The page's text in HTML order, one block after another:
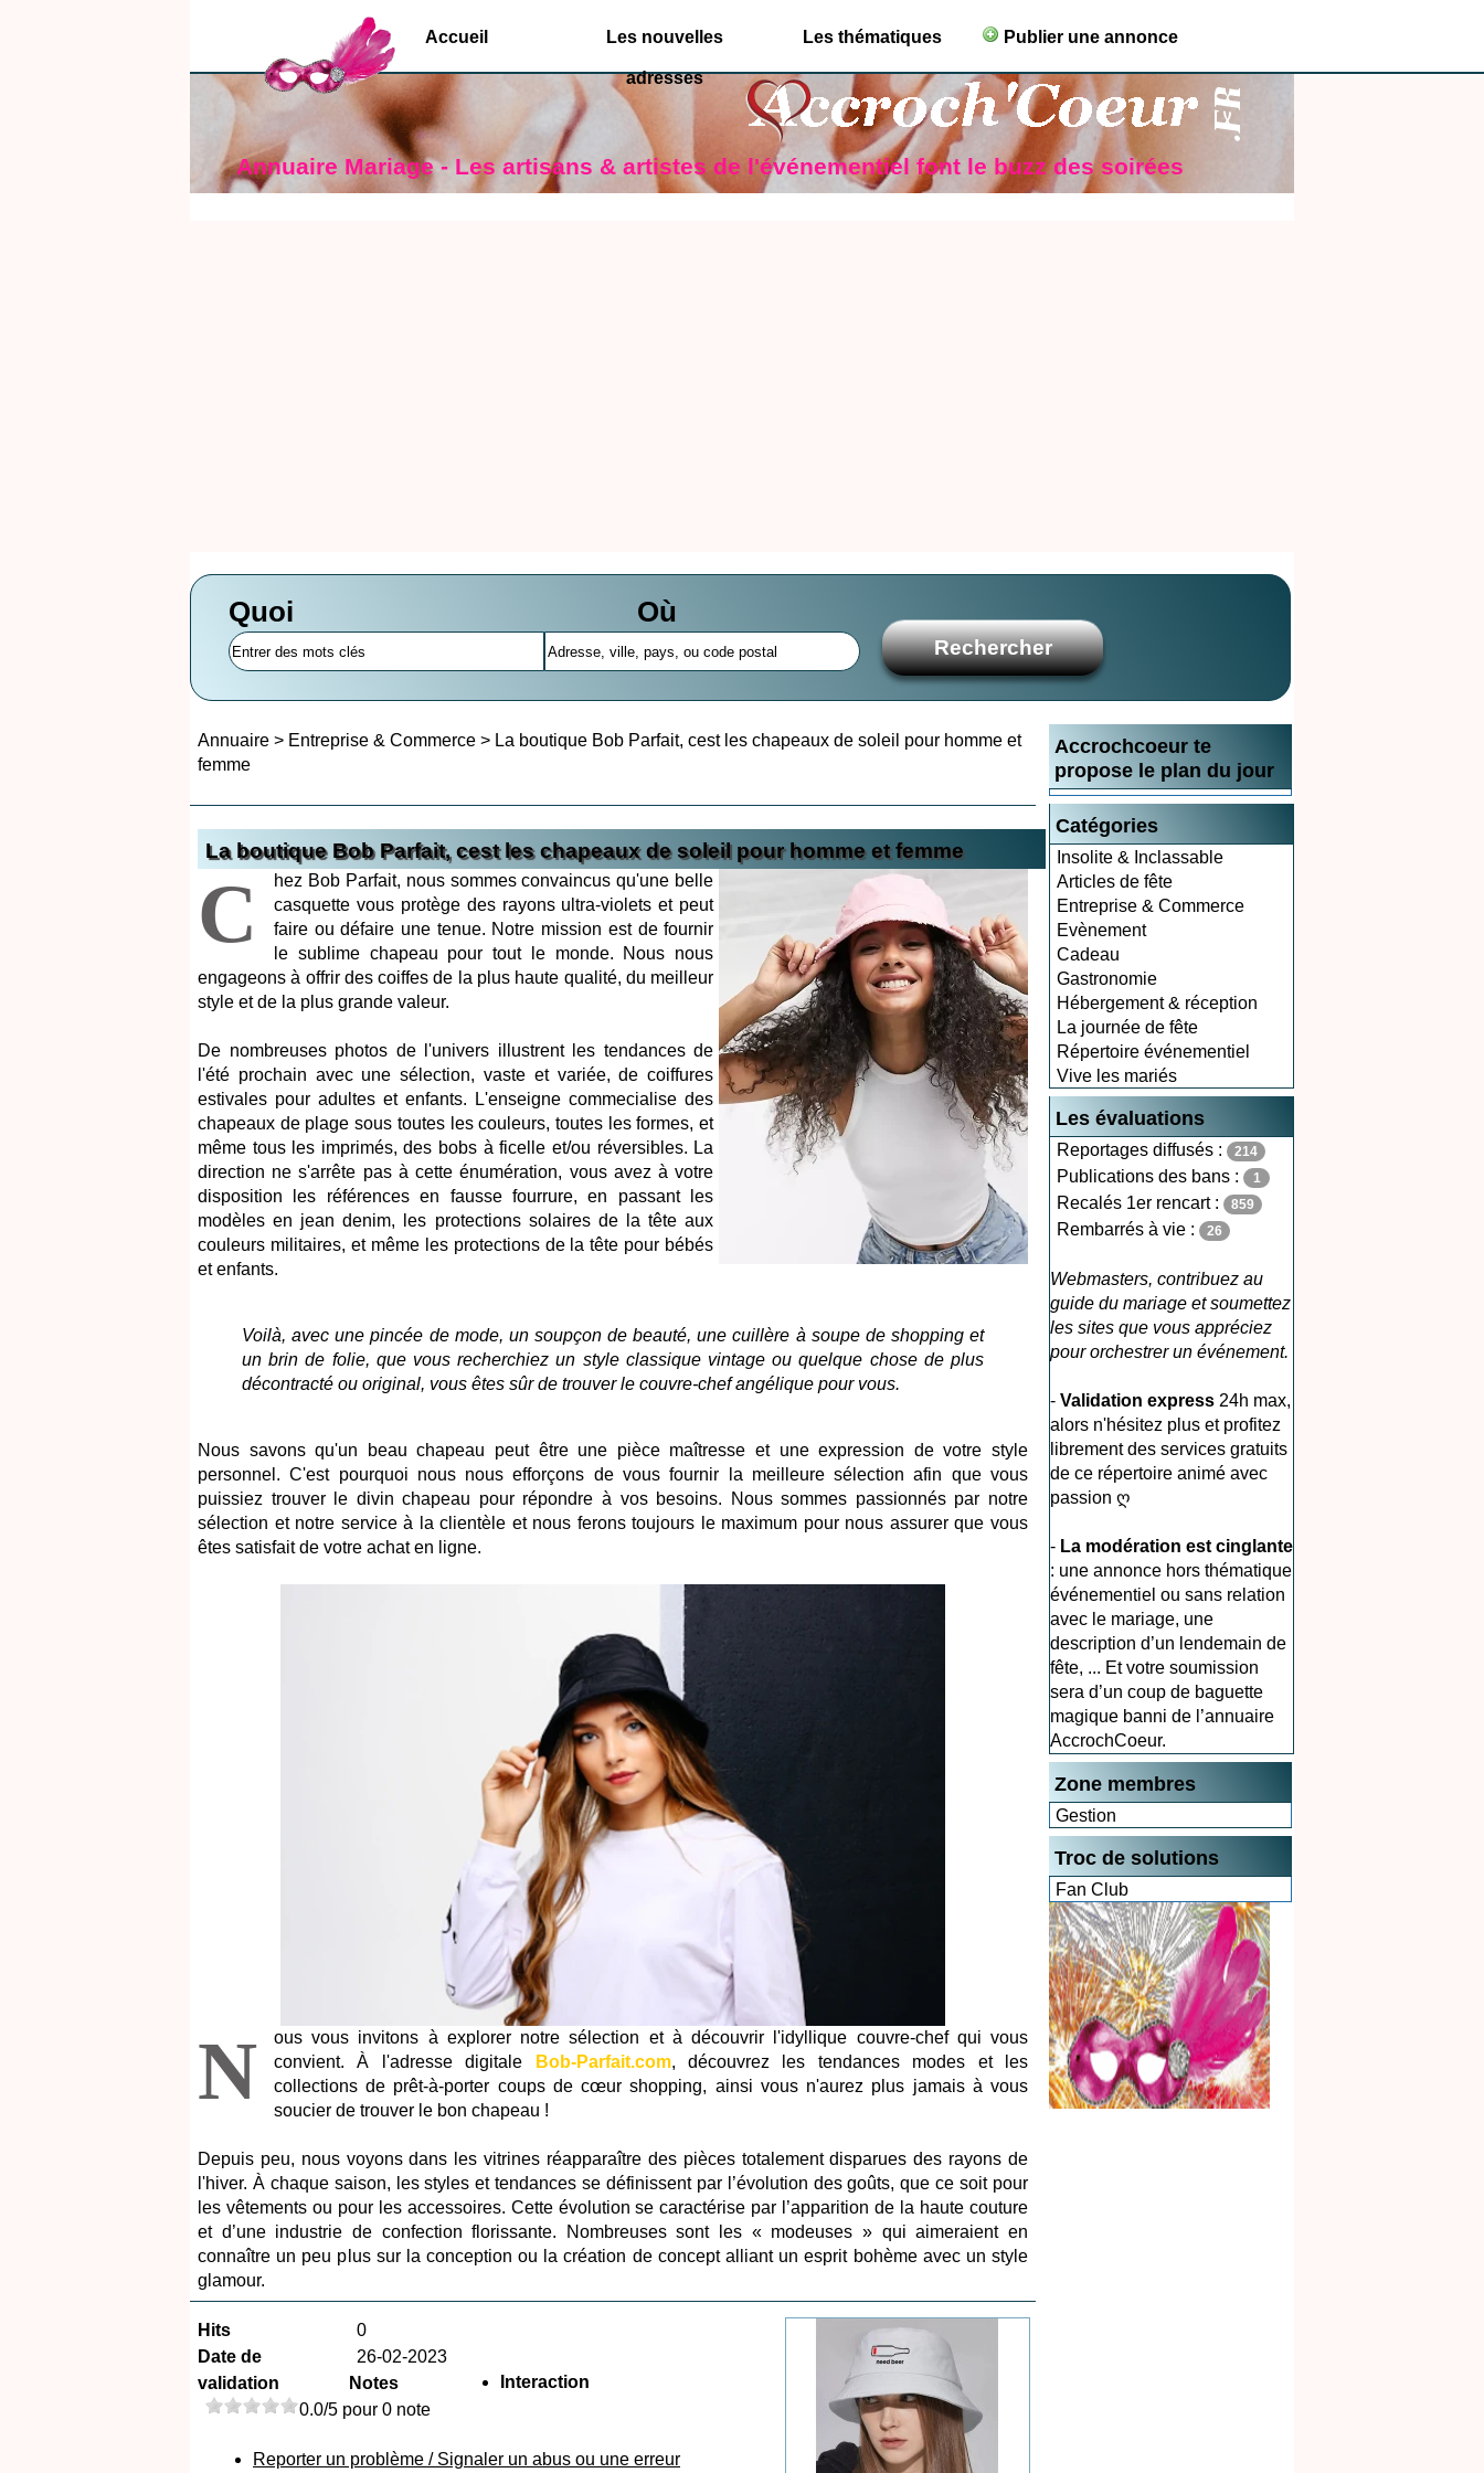
Accueil Les nouvelles
adresses
Les thématiques Publier une annonce
Annuaire Mariage - Les artisans & artistes de l'événementiel font le buzz des soirées
Quoi Où
Accrochcoeur te
propose le plan du jour
Catégories
Insolite & Inclassable
Articles de fête
Entreprise & Commerce
Evènement
Cadeau
Gastronomie
Hébergement & réception
La journée de fête
Répertoire événementiel
Vive les mariés
Les évaluations
Reportages diffusés : 214
Publications des bans : 1
Recalés 1er rencart : 859
Rembarrés à vie : 26
Webmasters, contribuez au
guide du mariage et soumettez
les sites que vous appréciez
pour orchestrer un événement.
- Validation express 24h max,
alors n'hésitez plus et profitez
librement des services gratuits
de ce répertoire animé avec
passion ღ
- La modération est cinglante
: une annonce hors thématique
événementiel ou sans relation
avec le mariage, une
description d’un lendemain de
fête, ... Et votre soumission
sera d’un coup de baguette
magique banni de l’annuaire
AccrochCoeur.
Zone membres
Gestion
Troc de solutions
Fan Club
Annuaire > Entreprise & Commerce > La boutique Bob Parfait, cest les chapeaux de soleil pour homme et
femme
La boutique Bob Parfait, cest les chapeaux de soleil pour homme et femme
C
hez Bob Parfait, nous sommes convaincus qu'une belle
casquette vous protège des rayons ultra-violets et peut
faire ou défaire une tenue. Notre mission est de fournir
le sublime chapeau pour tout le monde. Nous nous
engageons à offrir des coiffes de la plus haute qualité, du meilleur
style et de la plus grande valeur.
De nombreuses photos de l'univers illustrent les tendances de
l'été prochain avec une sélection, vaste et variée, de coiffures
estivales pour adultes et enfants. L'enseigne commecialise des
chapeaux de plage sous toutes les couleurs, toutes les formes, et
même tous les imprimés, des bobs à ficelle et/ou réversibles. La
direction ne s'arrête pas à cette énumération, vous avez à votre
disposition les références en fausse fourrure, en passant les
modèles en jean denim, les protections solaires de la tête aux
couleurs militaires, et même les protections de la tête pour bébés
et enfants.
Voilà, avec une pincée de mode, un soupçon de beauté, une cuillère à soupe de shopping et
un brin de folie, que vous recherchiez un style classique vintage ou quelque chose de plus
décontracté ou original, vous êtes sûr de trouver le couvre-chef angélique pour vous.
Nous savons qu'un beau chapeau peut être une pièce maîtresse et une expression de votre style
personnel. C'est pourquoi nous nous efforçons de vous fournir la meilleure sélection afin que vous
puissiez trouver le divin chapeau pour répondre à vos besoins. Nous sommes passionnés par notre
sélection et notre service à la clientèle et nous ferons toujours le maximum pour nous assurer que vous
êtes satisfait de votre achat en ligne.
N
ous vous invitons à explorer notre sélection et à découvrir l'idyllique couvre-chef qui vous
convient. À l'adresse digitale
Bob-Parfait.com, découvrez les tendances modes et les
collections de prêt-à-porter coups de cœur shopping, ainsi vous n'aurez plus jamais à vous
soucier de trouver le bon chapeau !
Depuis peu, nous voyons dans les vitrines réapparaître des pièces totalement disparues des rayons de
l'hiver. À chaque saison, les styles et tendances se définissent par l’évolution des goûts, que ce soit pour
les vêtements ou pour les accessoires. Cette évolution se caractérise par l’apparition de la haute couture
et d’une industrie de confection florissante. Nombreuses sont les « modeuses » qui aimeraient en
connaître un peu plus sur la conception ou la création de concept alliant un esprit bohème avec un style
glamour.
Hits
0
Date de
validation
26-02-2023
Notes
0.0/5 pour 0 note
Interaction
Reporter un problème / Signaler un abus ou une erreur